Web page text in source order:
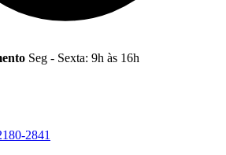
Seg - Sexta: 9h às 16h
2841